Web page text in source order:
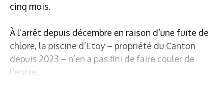
cinq mois.
À l’arrêt depuis décembre en raison d’une fuite de
chlore, la piscine d’Etoy – propriété du Canton
depuis 2023 – n’en a pas fini de faire couler de
l’encre.